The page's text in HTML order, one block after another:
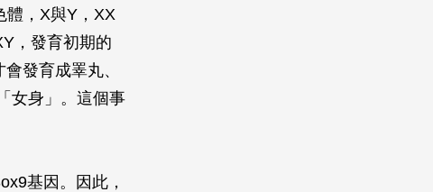
體，X與Y，XX
，發育初期的
發育成睪丸、
女身」。這個事
基因。因此，